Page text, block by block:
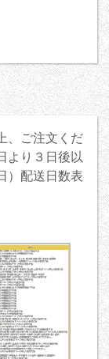
、ご注文くだ
より３日後以
）配送日数表